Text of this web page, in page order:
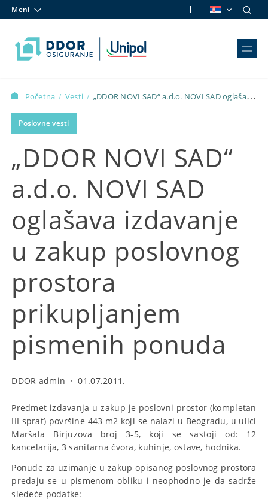
Meni
Početna / Vesti / „DDOR NOVI SAD“ a.d.o. NOVI SAD oglašava
izdavanje u zakup poslovnog prostora prikupljanjem pismenih
ponuda
Poslovne vesti
„DDOR NOVI SAD“
a.d.o. NOVI SAD
oglašava izdavanje
u zakup poslovnog
prostora
prikupljanjem
pismenih ponuda
DDOR admin ·01.07.2011.
Predmet izdavanja u zakup je poslovni prostor (kompletan
III sprat) površine 443 m2 koji se nalazi u Beogradu, u ulici
Maršala Birjuzova broj 3-5, koji se sastoji od: 12
kancelarija, 3 sanitarna čvora, kuhinje, ostave, hodnika.
Ponude za uzimanje u zakup opisanog poslovnog prostora
predaju se u pismenom obliku i neophodno je da sadrže
sledeće podatke: